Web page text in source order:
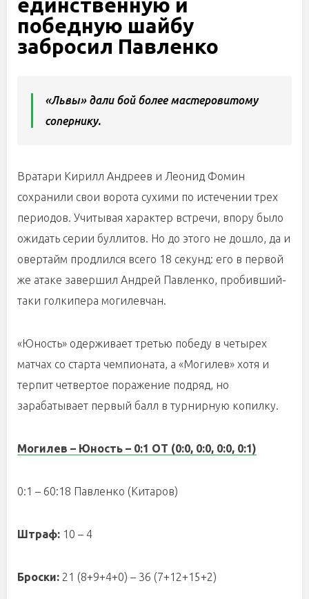
единственную и
победную шайбу
забросил Павленко
«Львы» дали бой более мастеровитому
сопернику.
Вратари Кирилл Андреев и Леонид Фомин
сохранили свои ворота сухими по истечении трех
периодов. Учитывая характер встречи, впору было
ожидать серии буллитов. Но до этого не дошло, да и
овертайм продлился всего 18 секунд: его в первой
же атаке завершил Андрей Павленко, пробивший-
таки голкипера могилевчан.
«Юность» одерживает третью победу в четырех
матчах со старта чемпионата, а «Могилев» хотя и
терпит четвертое поражение подряд, но
зарабатывает первый балл в турнирную копилку.
Могилев – Юность – 0:1 ОТ (0:0, 0:0, 0:0, 0:1)
0:1 – 60:18 Павленко (Китаров)
Штраф: 10 – 4
Броски: 21 (8+9+4+0) – 36 (7+12+15+2)